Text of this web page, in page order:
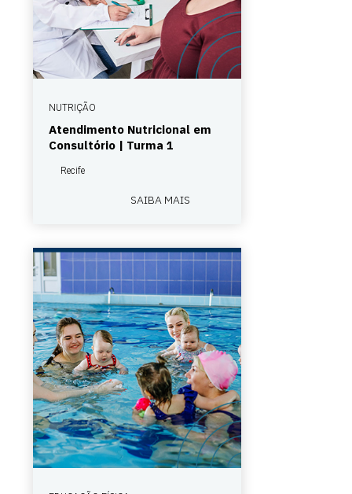
NUTRIÇÃO
Atendimento Nutricional em
Consultório | Turma 1
Recife
SAIBA MAIS